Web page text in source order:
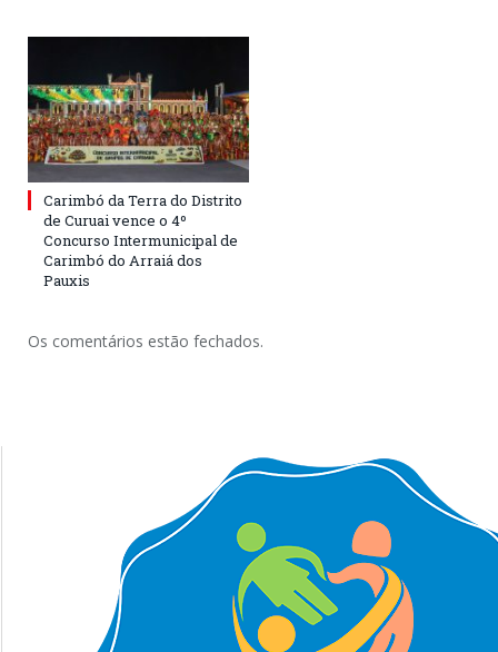
Carimbó da Terra do Distrito
de Curuai vence o 4º
Concurso Intermunicipal de
Carimbó do Arraiá dos
Pauxis
Os comentários estão fechados.